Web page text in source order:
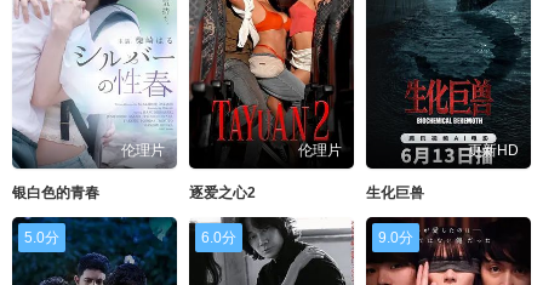
伦理片
银白色的青春
伦理片
逐爱之心2
更新HD
生化巨兽
5.0分 6.0分 9.0分